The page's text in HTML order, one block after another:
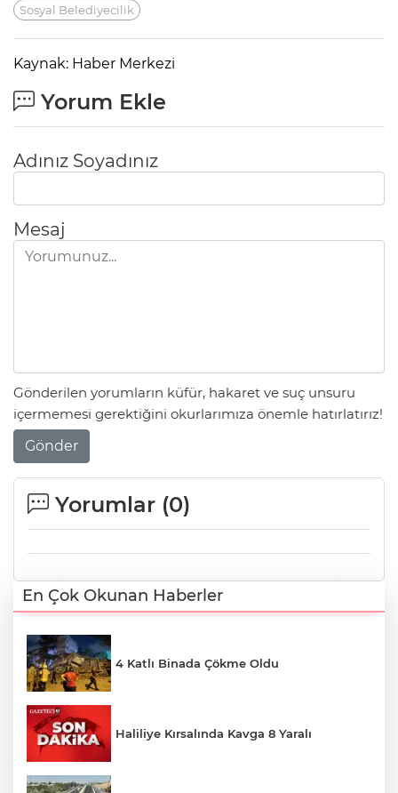
Sosyal Belediyecilik
Kaynak: Haber Merkezi
Yorum Ekle
Adınız Soyadınız
Mesaj
Gönderilen yorumların küfür, hakaret ve suç unsuru
içermemesi gerektiğini okurlarımıza önemle hatırlatırız!
Gönder
Yorumlar (0)
En Çok Okunan Haberler
4 Katlı Binada Çökme Oldu
Haliliye Kırsalında Kavga 8 Yaralı